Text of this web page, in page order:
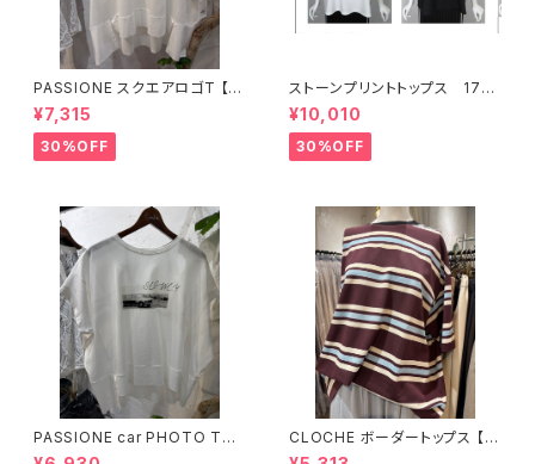
PASSIONE スクエアロゴT 【6
26938】
¥7,315
30%OFF
ストーンプリントトップス 176
34
¥10,010
30%OFF
PASSIONE car PHOTO Tシ
ャツ 【626939】
CLOCHE ボーダートップス 【6
12-85776】